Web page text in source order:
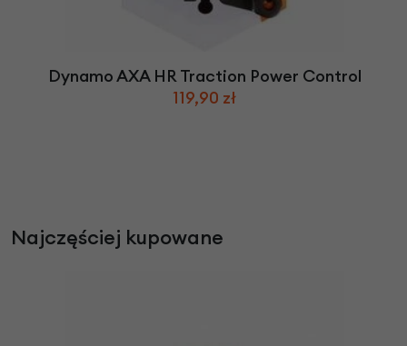
Dynamo AXA HR Traction Power Control
119,90 zł
Najczęściej kupowane